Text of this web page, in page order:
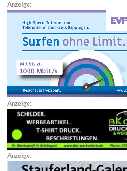
Anzeige:
Anzeige:
Anzeige: